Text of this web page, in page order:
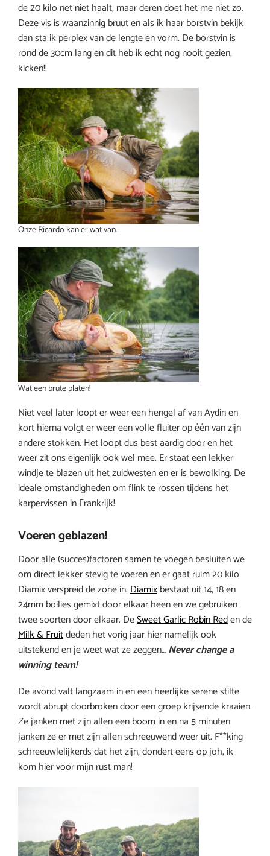
de 20 kilo net niet haalt, maar deren doet het me niet zo.
Deze vis is waanzinnig bruut en als ik haar borstvin bekijk
dan sta ik perplex van de lengte en vorm. De borstvin is
rond de 30cm lang en dit heb ik echt nog nooit gezien,
kicken!!
Onze Ricardo kan er wat van…
Wat een brute platen!
Niet veel later loopt er weer een hengel af van Aydin en
kort hierna volgt er weer een volle fluiter op één van zijn
andere stokken. Het loopt dus best aardig door en het
weer zit ons eigenlijk ook wel mee. Er staat een lekker
windje te blazen uit het zuidwesten en er is bewolking. De
ideale omstandigheden om flink te rossen tijdens het
karpervissen in Frankrijk!
Voeren geblazen!
Door alle (succes)factoren samen te voegen besluiten we
om direct lekker stevig te voeren en er gaat ruim 20 kilo
Diamix verspreid de zone in.Diamixbestaat uit 14, 18 en
24mm boilies gemixt door elkaar heen en we gebruiken
twee soorten door elkaar. DeSweet Garlic Robin Reden de
Milk & Fruitdeden het vorig jaar hier namelijk ook
uitstekend en je weet wat ze zeggen…Never change a
winning team!
De avond valt langzaam in en een heerlijke serene stilte
wordt abrupt doorbroken door een groep krijsende kraaien.
Ze janken met zijn allen een boom in en na 5 minuten
janken ze er met zijn allen schreeuwend weer uit. F**king
schreeuwlelijkerds dat het zijn, dondert eens op joh, ik
kom hier voor mijn rust man!